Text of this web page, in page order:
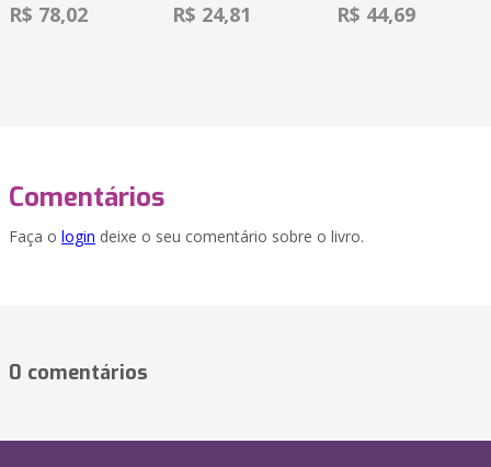
R$ 78,02 R$ 24,81 R$ 44,69
Comentários
Faça o login deixe o seu comentário sobre o livro.
0 comentários